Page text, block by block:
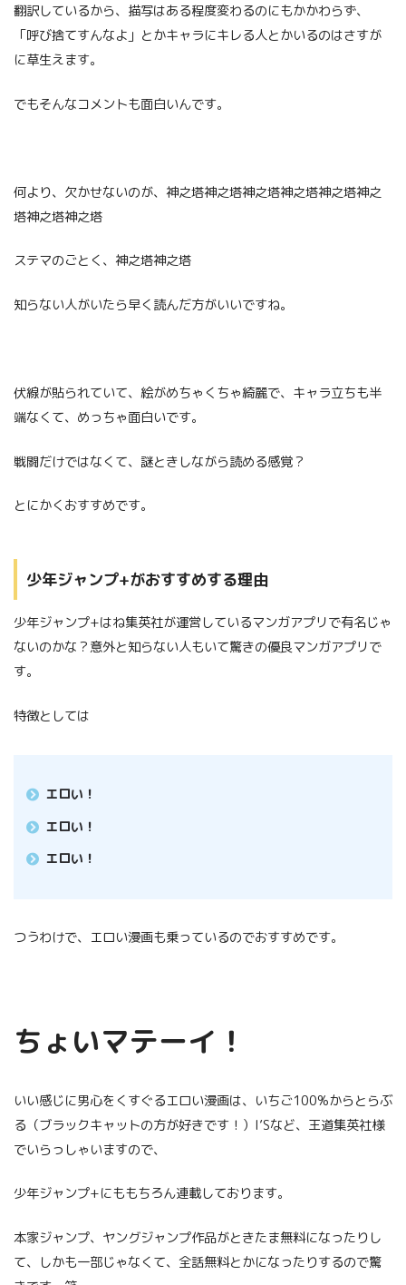
翻訳しているから、描写はある程度変わるのにもかかわらず、
「呼び捨てすんなよ」とかキャラにキレる人とかいるのはさすが
に草生えます。
でもそんなコメントも面白いんです。
何より、欠かせないのが、神之塔神之塔神之塔神之塔神之塔神之
塔神之塔神之塔
ステマのごとく、神之塔神之塔
知らない人がいたら早く読んだ方がいいですね。
伏線が貼られていて、絵がめちゃくちゃ綺麗で、キャラ立ちも半
端なくて、めっちゃ面白いです。
戦闘だけではなくて、謎ときしながら読める感覚？
とにかくおすすめです。
少年ジャンプ+がおすすめする理由
少年ジャンプ+はね集英社が運営しているマンガアプリで有名じゃ
ないのかな？意外と知らない人もいて驚きの優良マンガアプリで
す。
特徴としては
エロい！
エロい！
エロい！
つうわけで、エロい漫画も乗っているのでおすすめです。
ちょいマテーイ！
いい感じに男心をくすぐるエロい漫画は、いちご100%からとらぶ
る（ブラックキャットの方が好きです！）I’Sなど、王道集英社様
でいらっしゃいますので、
少年ジャンプ+にももちろん連載しております。
本家ジャンプ、ヤングジャンプ作品がときたま無料になったりし
て、しかも一部じゃなくて、全話無料とかになったりするので驚